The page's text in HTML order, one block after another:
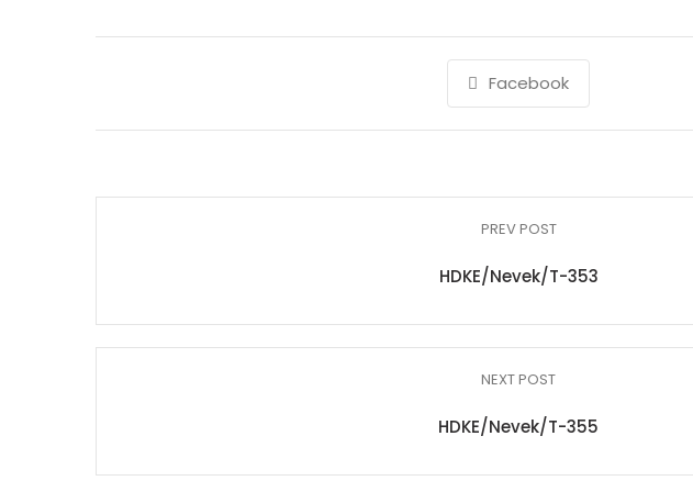
Facebook
PREV POST
HDKE/Nevek/T-353
NEXT POST
HDKE/Nevek/T-355